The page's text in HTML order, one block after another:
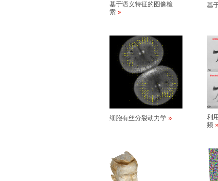
基于语义特征的图像检
索
基
细胞有丝分裂动力学
利
频